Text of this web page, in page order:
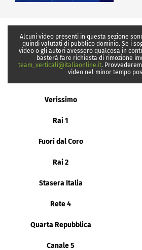
Alcuni video presenti in questa sezione
quindi valutati di pubblico dominio. Se i
video o gli autori avessero qualcosa in
basterà fare richiesta di rimozione
team_verticali@italiaonline.it.
video nel minor tempo
Verissimo
Rai 1
Fuori dal Coro
Rai 2
Stasera Italia
Rete 4
Quarta Repubblica
Canale 5